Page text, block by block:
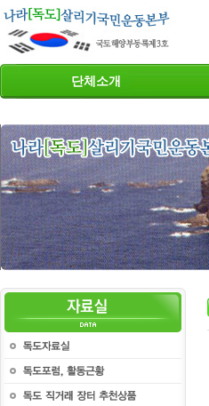
단체소개